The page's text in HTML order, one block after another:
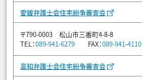
愛媛弁護士会住宅紛争審査会
〒790-0003 松山市三番町4-8-8
TEL：089-941-6279 FAX：089-941-4110
高知弁護士会住宅紛争審査会